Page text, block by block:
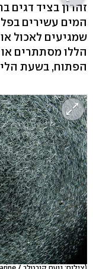
זהרון בציד דגים
המים עשירים
שמגיעים לאכול
הללו מסתתרים
הפתוח, בשעת